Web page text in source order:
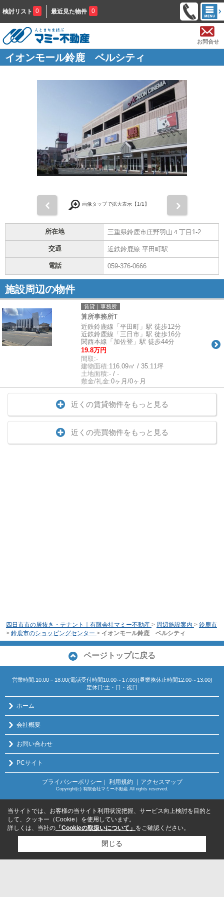
検討リスト 0 最近見た物件 0
お問合せ
イオンモール鈴鹿 ベルシティ
画像タップで拡大表示【1/1】
所在地 三重県鈴鹿市庄野羽山４丁目1-2
交通 近鉄鈴鹿線 平田町駅
電話 059-376-0666
施設周辺の物件
賃貸｜事務所
算所事務所T
近鉄鈴鹿線「平田町」駅 徒歩12分
近鉄鈴鹿線「三日市」駅 徒歩16分
関西本線「加佐登」駅 徒歩44分
19.8万円
間取:-
建物面積:116.09㎡ / 35.11坪
土地面積:- / -
敷金/礼金:0ヶ月/0ヶ月
近くの賃貸物件をもっと見る
近くの売買物件をもっと見る
四日市市の居抜き・テナント｜有限会社マミー不動産 > 周辺施設案内 > 鈴鹿市
> 鈴鹿市のショッピングセンター > イオンモール鈴鹿 ベルシティ
ページトップに戻る
営業時間:10:00－18:00(電話受付時間10:00～17:00)(昼業務休止時間12:00～13:00)
定休日:土・日・祝日
ホーム
会社概要
お問い合わせ
PCサイト
プライバシーポリシー ｜ 利用規約 ｜アクセスマップ
Copyright(c) 有限会社マミー不動産 All rights reserved.
当サイトでは、お客様の当サイト利用状況把握、サービス向上検討を目的と
して、クッキー（Cookie）を使用しています。
詳しくは、当社の 「Cookieの取扱いについて」 をご確認ください。
閉じる